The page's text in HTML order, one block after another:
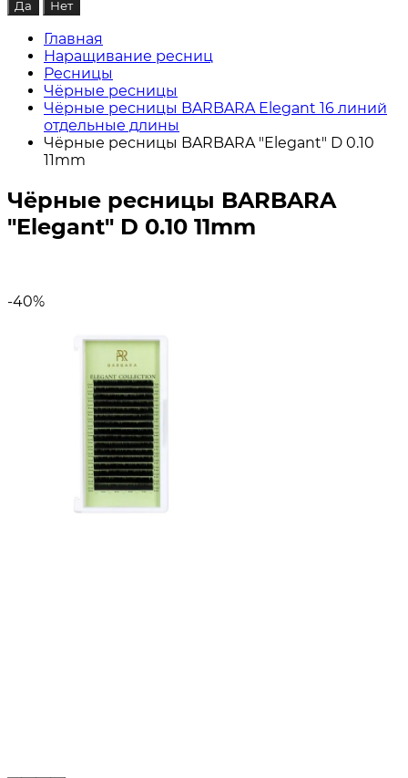
Главная
Наращивание ресниц
Ресницы
Чёрные ресницы
Чёрные ресницы BARBARA Elegant 16 линий
отдельные длины
Чёрные ресницы BARBARA "Elegant" D 0.10
11mm
Чёрные ресницы BARBARA
"Elegant" D 0.10 11mm
-40%